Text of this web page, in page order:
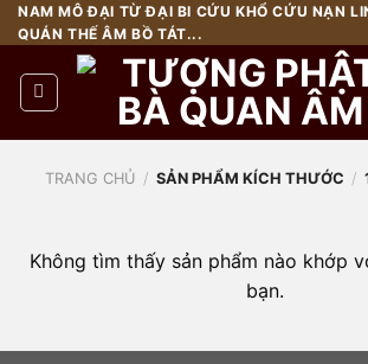
Chuyển
đến
nội
dung
NAM MÔ ĐẠI TỪ ĐẠI BI CỨU KHỔ CỨU NẠN
QUÁN THẾ ÂM BỒ TÁT...
TRANG CHỦ / SẢN PHẨM KÍCH THƯỚC /
Không tìm thấy sản phẩm nào khớp
bạn.